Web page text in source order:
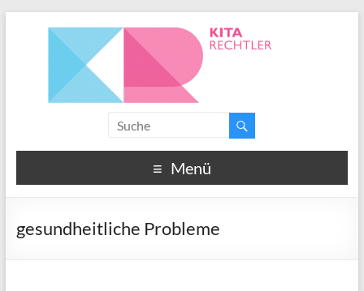
Menü
gesundheitliche Probleme